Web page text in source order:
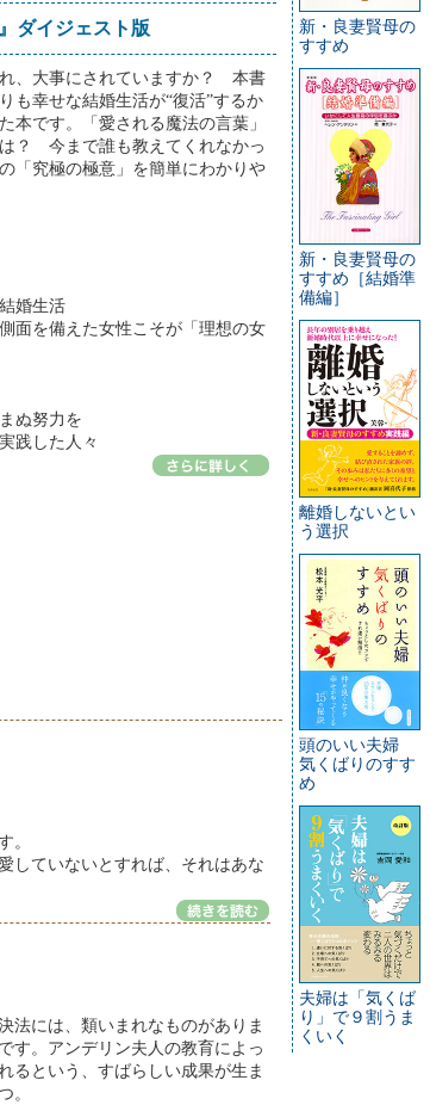
ダイジェスト版
、大事にされていますか？ 本書
も幸せな結婚生活が“復活”するか
本です。「愛される魔法の言葉」
？ 今まで誰も教えてくれなかっ
「究極の極意」を簡単にわかりや
婚生活
面を備えた女性こそが「理想の女
ぬ努力を
践した人々
。
ていないとすれば、それはあな
法には、類いまれなものがありま
す。アンデリン夫人の教育によっ
るという、すばらしい成果が生ま
。
新・良妻賢母の
すすめ
新・良妻賢母の
すすめ［結婚準
備編］
離婚しないとい
う選択
頭のいい夫婦
気くばりのすす
め
夫婦は「気くば
り」で９割うま
くいく